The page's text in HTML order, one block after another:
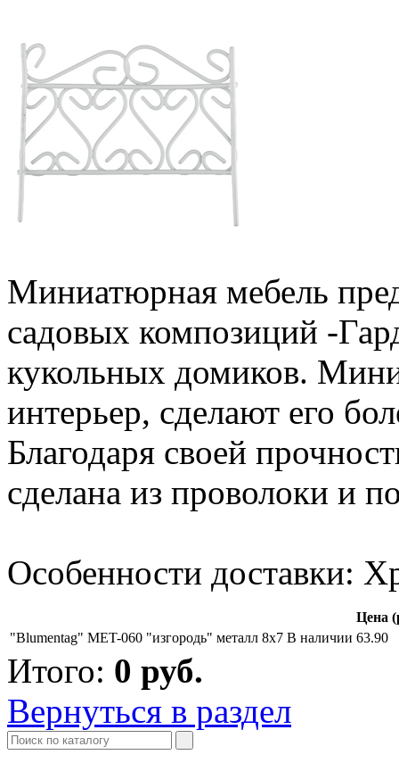
Миниатюрная мебель
садовых композиций -
кукольных домиков.
интерьер, сделают его
Благодаря своей
сделана из проволоки и
Особенности доставки:
Цена
"Blumentag" MET-060 "изгородь" металл 8x7 В наличии 63.90
Итого: 0 руб.
Вернуться в раздел